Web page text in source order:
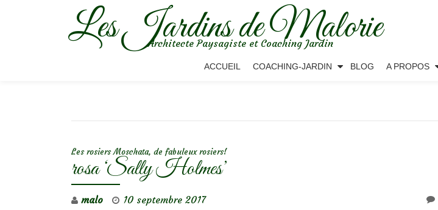
Les Jardins de Malorie
Architecte Paysagiste et Coaching Jardin
ACCUEIL COACHING-JARDIN BLOG A PROPOS
Les rosiers Moschata, de fabuleux rosiers!
rosa ‘Sally Holmes’
malo 10 septembre 2017